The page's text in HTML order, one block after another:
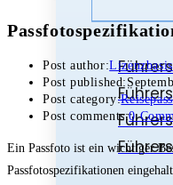
Post author:Lizenzbasis
Post published:
Post category:Reisepass
Post comments:0
Ein Passfoto ist ein wichtiger
Passfotospezifikationen